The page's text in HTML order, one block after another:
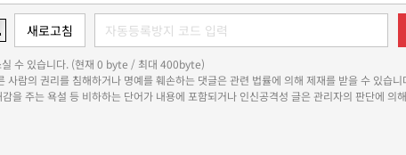
실 수 있습니다. (현재 0 byte / 최대 400byte)
사람의 권리를 침해하거나 명예를 훼손하는 댓글은 관련 법률에 의해 제재를 받을 수 있습니
을 주는 욕설 등 비하하는 단어가 내용에 포함되거나 인신공격성 글은 관리자의 판단에 의